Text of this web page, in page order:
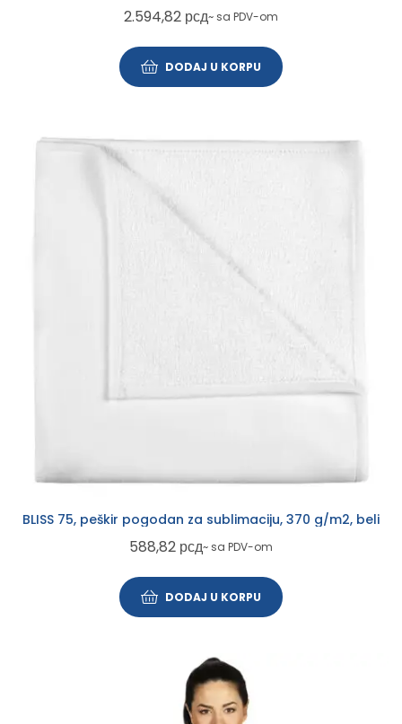
2.594,82 рсд~ sa PDV-om
DODAJ U KORPU
BLISS 75, peškir pogodan za sublimaciju, 370 g/m2, beli
588,82 рсд~ sa PDV-om
DODAJ U KORPU